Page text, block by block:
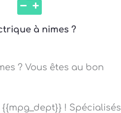
à nimes ?
? Vous êtes au bon
! Spécialisés